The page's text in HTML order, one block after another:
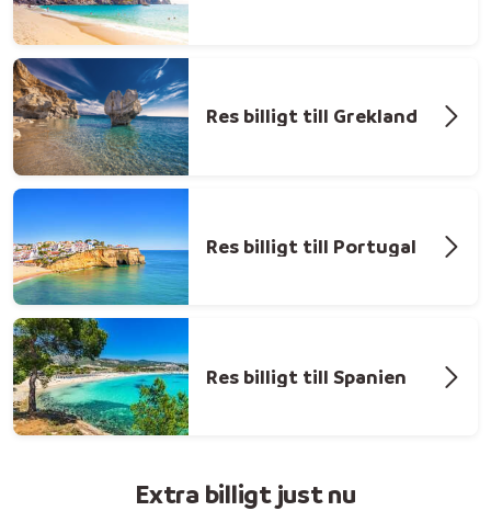
Res billigt till Grekland
Res billigt till Portugal
Res billigt till Spanien
Extra billigt just nu